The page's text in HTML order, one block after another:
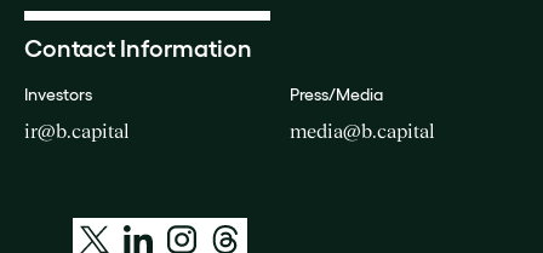
Contact Information
Investors
ir@b.capital
Press/Media
media@b.capital